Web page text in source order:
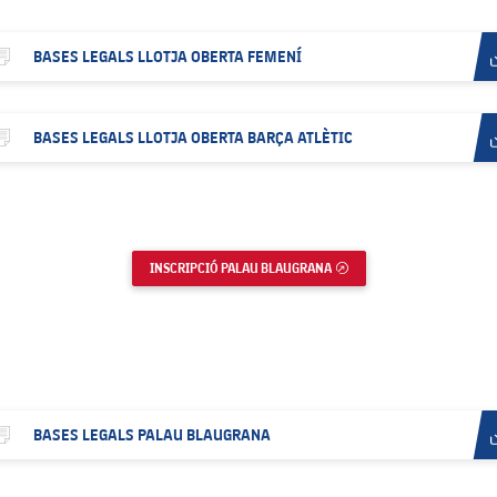
BASES LEGALS LLOTJA OBERTA FEMENÍ
BASES LEGALS LLOTJA OBERTA BARÇA ATLÈTIC
INSCRIPCIÓ PALAU BLAUGRANA ENLLAÇ EXTERN
BASES LEGALS PALAU BLAUGRANA